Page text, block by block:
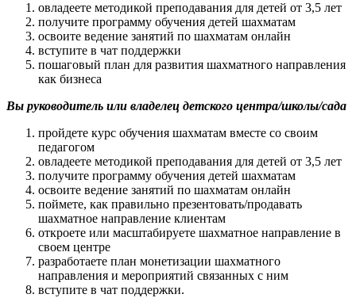
овладеете методикой преподавания для детей от 3,5 лет
получите программу обучения детей шахматам
освоите ведение занятий по шахматам онлайн
вступите в чат поддержки
пошаговый план для развития шахматного направления
как бизнеса
Вы руководитель или владелец детского центра/школы/сада
пройдете курс обучения шахматам вместе со своим
педагогом
овладеете методикой преподавания для детей от 3,5 лет
получите программу обучения детей шахматам
освоите ведение занятий по шахматам онлайн
поймете, как правильно презентовать/продавать
шахматное направление клиентам
откроете или масштабируете шахматное направление в
своем центре
разработаете план монетизации шахматного
направления и мероприятий связанных с ним
вступите в чат поддержки.